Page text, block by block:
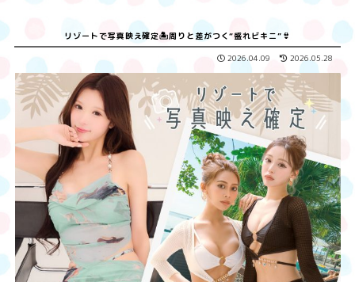
リゾートで写真映え確定🏝️周りと差がつく“盛れビキニ”👙
2026.04.09
2026.05.28